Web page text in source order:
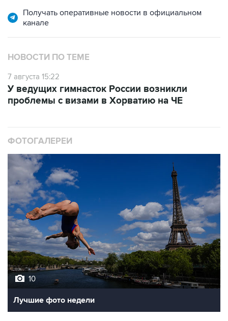
Получать оперативные новости в официальном
канале
НОВОСТИ ПО ТЕМЕ
7 августа 15:22
У ведущих гимнасток России возникли
проблемы с визами в Хорватию на ЧЕ
ФОТОГАЛЕРЕИ
10
Лучшие фото недели